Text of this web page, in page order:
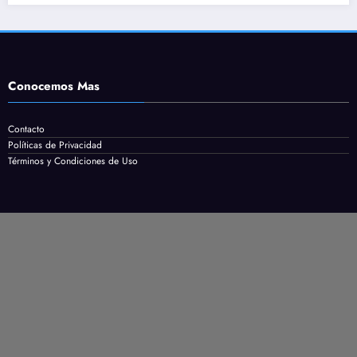
Conocemos Mas
Contacto
Políticas de Privacidad
Términos y Condiciones de Uso